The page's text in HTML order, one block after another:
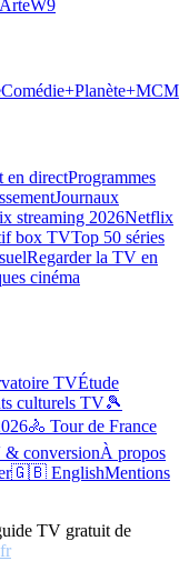
ArteW9
Comédie+Planète+MCM
en directProgrammes
Journaux
streaming 2026Netflix
box TVTop 50 séries
Regarder la TV en
cinéma
TVÉtude
culturels TV🎾
🚴 Tour de France
conversionÀ propos
🇬🇧 EnglishMentions
TV gratuit de